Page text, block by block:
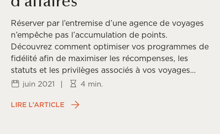
Réserver par l’entremise d’une agence de voyages
n’empêche pas l’accumulation de points.
Découvrez comment optimiser vos programmes de
fidélité afin de maximiser les récompenses, les
statuts et les privilèges associés à vos voyages
d’affaires.
juin 2021 | 4 min.
LIRE L’ARTICLE